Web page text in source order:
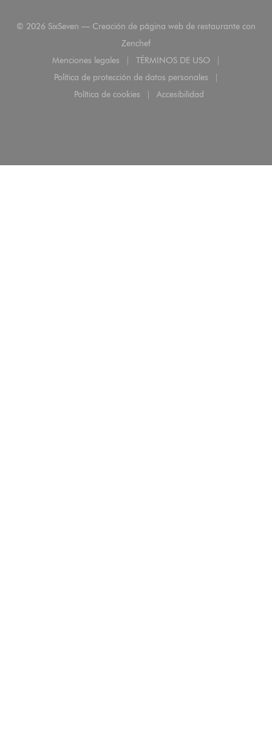
© 2026 SixSeven — Creación de página web de restaurante con
Zenchef((abre en una nueva ventana))
Menciones legales
((abre en una nueva ventana))
TÉRMINOS DE USO
((abre en una nueva
Política de protección de datos personales
((abre en una nueva ventana))
Política de cookies
((abre en una nueva ventana))
Accesibilidad